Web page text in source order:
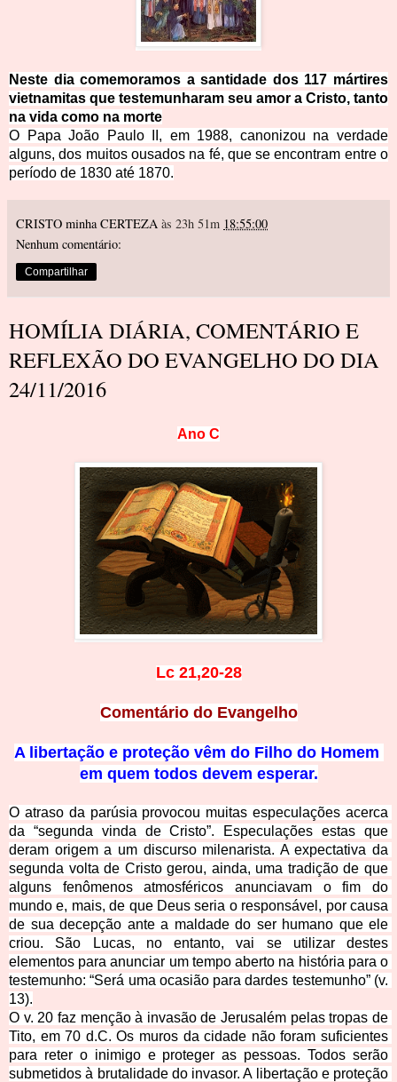
Neste dia comemoramos a santidade dos 117 mártires
vietnamitas que testemunharam seu amor a Cristo, tanto
na vida como na morte
O Papa João Paulo II, em 1988, canonizou na verdade
alguns, dos muitos ousados na fé, que se encontram entre o
período de 1830 até 1870.
CRISTO minha CERTEZA às 23h 51m 18:55:00
Nenhum comentário:
Compartilhar
HOMÍLIA DIÁRIA, COMENTÁRIO E
REFLEXÃO DO EVANGELHO DO DIA
24/11/2016
Ano C
Lc 21,20-28
Comentário do Evangelho
A libertação e proteção vêm do Filho do Homem
em quem todos devem esperar.
O atraso da parúsia provocou muitas especulações acerca
da “segunda vinda de Cristo”. Especulações estas que
deram origem a um discurso milenarista. A expectativa da
segunda volta de Cristo gerou, ainda, uma tradição de que
alguns fenômenos atmosféricos anunciavam o fim do
mundo e, mais, de que Deus seria o responsável, por causa
de sua decepção ante a maldade do ser humano que ele
criou. São Lucas, no entanto, vai se utilizar destes
elementos para anunciar um tempo aberto na história para o
testemunho: “Será uma ocasião para dardes testemunho” (v.
13).
O v. 20 faz menção à invasão de Jerusalém pelas tropas de
Tito, em 70 d.C. Os muros da cidade não foram suficientes
para reter o inimigo e proteger as pessoas. Todos serão
submetidos à brutalidade do invasor. A libertação e proteção